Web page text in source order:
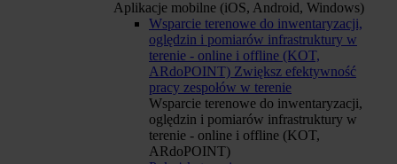
Aplikacje mobilne (iOS, Android, Windows)
Wsparcie terenowe do inwentaryzacji,
oględzin i pomiarów infrastruktury w
terenie - online i offline (KOT,
ARdoPOINT) Zwiększ efektywność
pracy zespołów w terenie
Wsparcie terenowe do inwentaryzacji,
oględzin i pomiarów infrastruktury w
terenie - online i offline (KOT,
ARdoPOINT)